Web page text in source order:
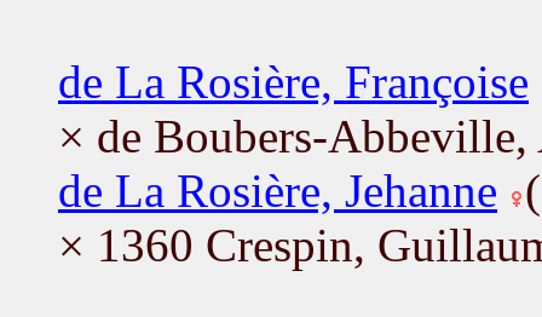
de La Rosière, Françoise
× de Boubers-
de La Rosière, Jehanne
× 1360 Crespin,